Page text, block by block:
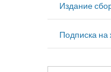
Издание
Подписка